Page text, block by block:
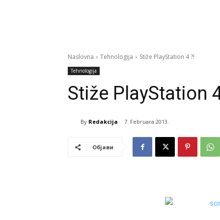
Naslovna Tehnologija Stiže PlayStation 4 ?!
Tehnologija
Stiže PlayStation
By Redakcija 7. Februara 2013.
Објави